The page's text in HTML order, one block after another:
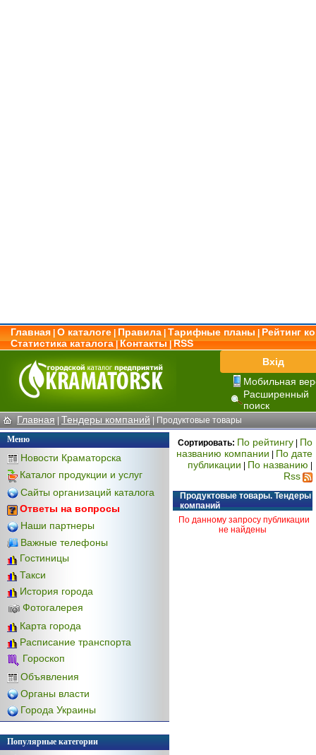
Главная О каталоге Правила Тарифные планы
Рейтинг
Статистика каталога|Контакты|RSS
Вхід
Мобильная
Расширенный
поиск
Главная | Тендеры компаний | Продуктовые товары
Меню
Новости Краматорска
Каталог продукции и услуг
Сайты организаций каталога
Ответы на вопросы
Наши партнеры
Важные телефоны
Гостиницы
Такси
История города
Фотогалерея
Карта города
Расписание транспорта
Гороскоп
Объявления
Органы власти
Города Украины
Популярные категории
Сортировать: По рейтингу
По
названию компании
По дате
публикации
По названию
Rss
Продуктовые товары. Тендеры
компаний
По данному запросу публикации
не найдены